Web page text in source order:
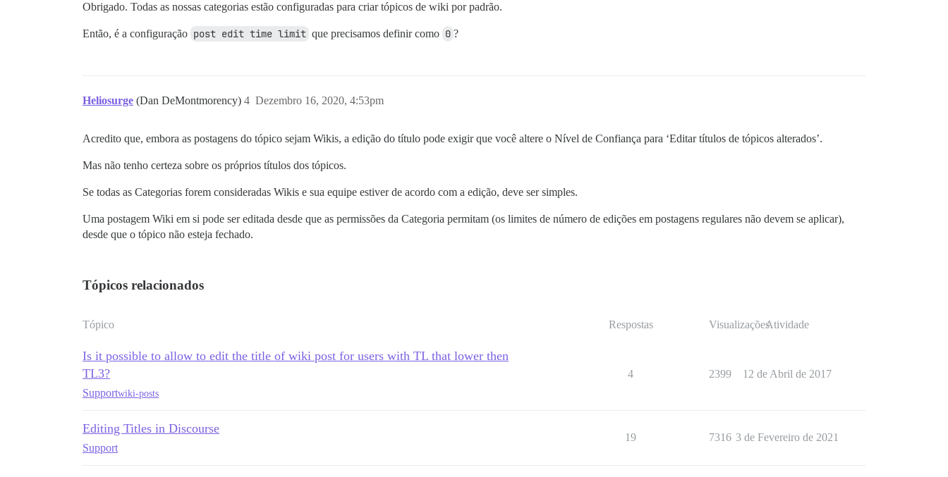
Obrigado. Todas as nossas categorias estão configuradas para criar tópicos de wiki por padrão.
Então, é a configuração post edit time limit que precisamos definir como 0 ?
Heliosurge (Dan DeMontmorency) Dezembro 16, 2020, 4:53pm
4
Acredito que, embora as postagens do tópico sejam Wikis, a edição do título pode exigir que você altere o Nível de Confiança para ‘Editar títulos de tópicos alterados’.
Mas não tenho certeza sobre os próprios títulos dos tópicos.
Se todas as Categorias forem consideradas Wikis e sua equipe estiver de acordo com a edição, deve ser simples.
Uma postagem Wiki em si pode ser editada desde que as permissões da Categoria permitam (os limites de número de edições em postagens regulares não devem se aplicar),
desde que o tópico não esteja fechado.
Tópicos relacionados
Tópico Respostas VisualizaçõesAtividade
Is it possible to allow to edit the title of wiki post for users with TL that lower then
TL3?
Supportwiki-posts
4 2399 12 de Abril de 2017
Editing Titles in Discourse
Support
19 7316 3 de Fevereiro de 2021